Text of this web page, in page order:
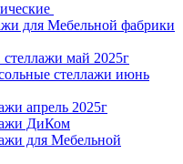
для Мебельной фабрики
май 2025г
стеллажи июнь
апрель 2025г
ДиКом
для Мебельной